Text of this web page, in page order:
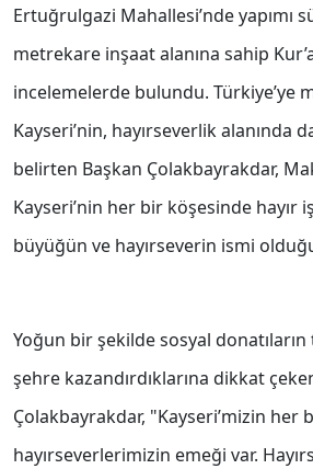
Ertuğrulgazi Mahallesi’nde yapımı
metrekare inşaat alanına sahip
incelemelerde bulundu. Türkiye’ye
Kayseri’nin, hayırseverlik alanında
belirten Başkan Çolakbayrakdar,
Kayseri’nin her bir köşesinde hayır
büyüğün ve hayırseverin ismi
Yoğun bir şekilde sosyal
şehre kazandırdıklarına dikkat
Çolakbayrakdar, "Kayseri’mizin her
hayırseverlerimizin emeği var.